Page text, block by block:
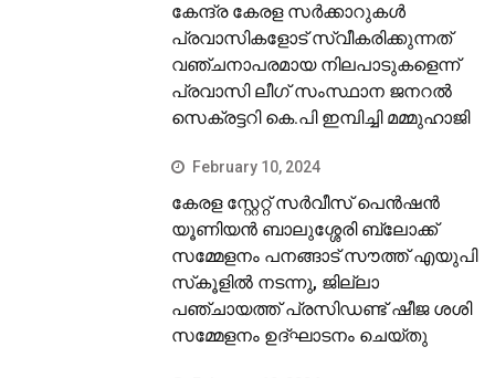
കേന്ദ്ര കേരള സര്‍ക്കാറുകള്‍
പ്രവാസികളോട് സ്വീകരിക്കുന്നത്
വഞ്ചനാപരമായ നിലപാടുകളെന്ന്
പ്രവാസി ലീഗ് സംസ്ഥാന ജനറല്‍
സെക്രട്ടറി കെ.പി ഇമ്പിച്ചി മമ്മുഹാജി
February 10, 2024
കേരള സ്റ്റേറ്റ് സര്‍വീസ് പെന്‍ഷന്‍
യൂണിയന്‍ ബാലുശ്ശേരി ബ്ലോക്ക്
സമ്മേളനം പനങ്ങാട് സൗത്ത് എയുപി
സ്‌കൂളില്‍ നടന്നു, ജില്ലാ
പഞ്ചായത്ത് പ്രസിഡണ്ട് ഷീജ ശശി
സമ്മേളനം ഉദ്ഘാടനം ചെയ്തു